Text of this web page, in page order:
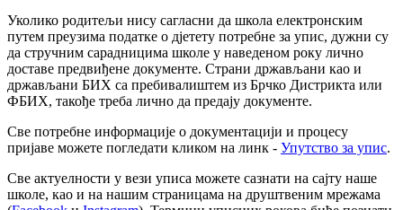
Уколико родитељи нису сагласни да школа електронским
путем преузима податке о дјетету потребне за упис, дужни су
да стручним сарадницима школе у наведеном року лично
доставе предвиђене документе. Страни држављани као и
држављани БИХ са пребивалиштем из Брчко Дистрикта или
ФБИХ, такође треба лично да предају документе.
Све потребне информације о документацији и процесу
пријаве можете погледати кликом на линк - Упутство за упис.
Све актуелности у вези уписа можете сазнати на сајту наше
школе, као и на нашим страницама на друштвеним мрежама